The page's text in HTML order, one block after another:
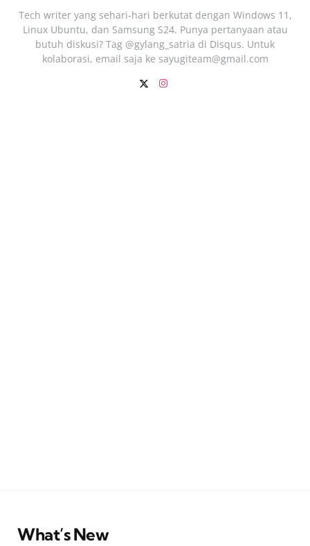
Tech writer yang sehari‑hari berkutat dengan Windows 11,
Linux Ubuntu, dan Samsung S24. Punya pertanyaan atau
butuh diskusi? Tag @gylang_satria di Disqus. Untuk
kolaborasi, email saja ke sayugiteam@gmail.com
What’s New